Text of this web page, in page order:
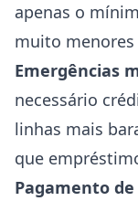
apenas o
muito menores
Emergências
necessário
linhas mais
que
Pagamento